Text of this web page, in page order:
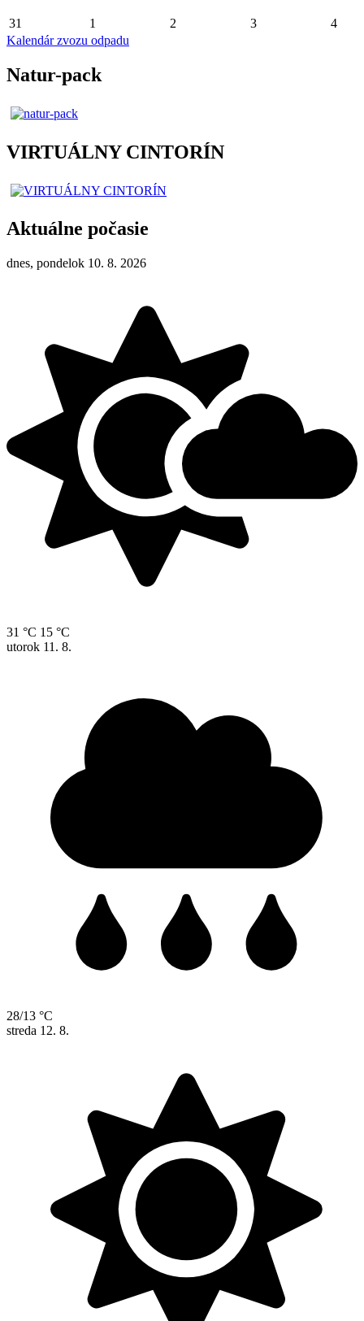
31 1 2 3
4
Kalendár zvozu odpadu
Natur-pack
VIRTUÁLNY CINTORÍN
Aktuálne počasie
dnes, pondelok 10. 8. 2026
31 °C 15 °C
utorok 11. 8.
28/13 °C
streda 12. 8.